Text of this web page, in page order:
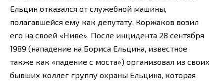
Ельцин отказался от служебной машины,
полагавшейся ему как депутату, Коржаков возил
его на своей «Ниве». После инцидента 28 сентября
1989 (нападение на Бориса Ельцина, известное
также как «падение с моста») организовал из своих
бывших коллег группу охраны Ельцина, которая